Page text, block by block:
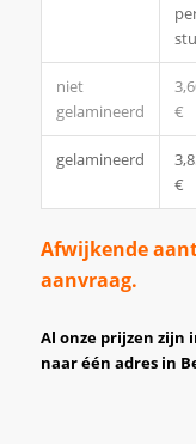
niet
gelamineerd
€
gelamineerd
€
Afwijkende
aanvraag.
Al onze prijzen zijn
naar één adres in